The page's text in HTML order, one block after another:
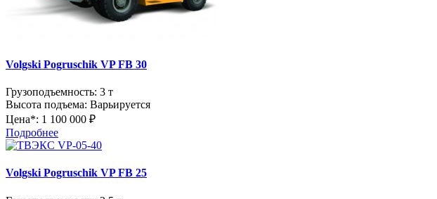
Volgski Pogruschik VP FB 30
Грузоподъемность: 3 т
Высота подъема: Варьируется
Цена*: 1 100 000 ₽
Подробнее
Volgski Pogruschik VP FB 25